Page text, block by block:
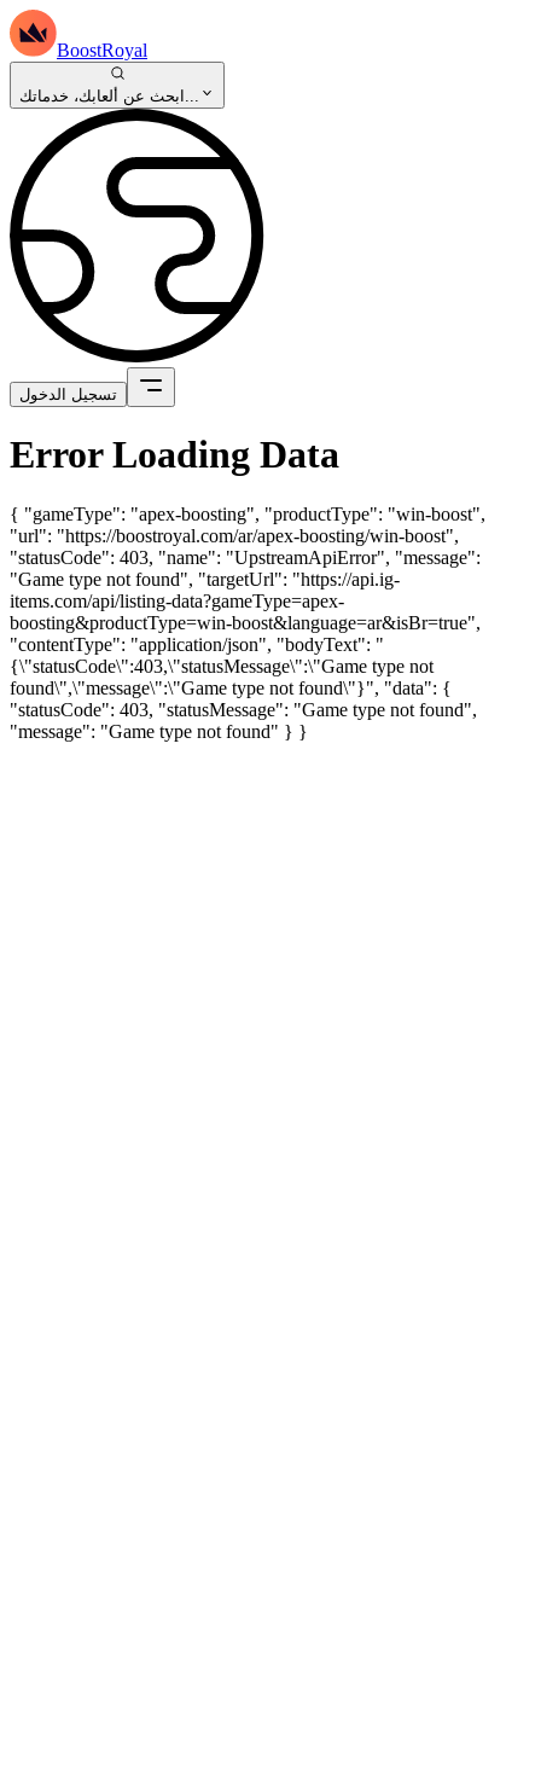
BoostRoyal
تسجيل الدخول
Error Loading Data
{ "gameType": "apex-boosting", "productType": "win-boost",
"url": "https://boostroyal.com/ar/apex-boosting/win-boost",
"statusCode": 403, "name": "UpstreamApiError", "message":
"Game type not found", "targetUrl": "https://api.ig-
items.com/api/listing-data?gameType=apex-
boosting&productType=win-boost&language=ar&isBr=true",
"contentType": "application/json", "bodyText": "
{\"statusCode\":403,\"statusMessage\":\"Game type not
found\",\"message\":\"Game type not found\"}", "data": {
"statusCode": 403, "statusMessage": "Game type not found",
"message": "Game type not found" } }